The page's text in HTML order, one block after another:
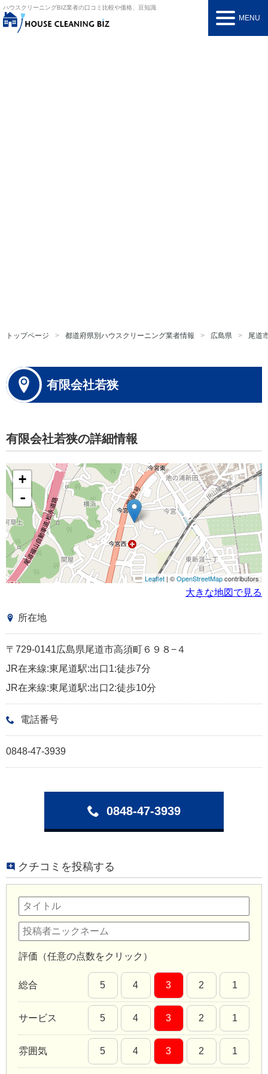
ハウスクリーニングBIZ業者の口コミ比較や価格、豆知識
MENU
トップページ 都道府県別ハウスクリーニング業者情報 広島県 尾道
有限会社若狭
有限会社若狭の詳細情報
+
-
Leaflet | ©OpenStreetMapcontributors
大きな地図で見る
所在地
〒729-0141広島県尾道市高須町６９８−４
JR在来線:東尾道駅:出口1:徒歩7分
JR在来線:東尾道駅:出口2:徒歩10分
電話番号
0848-47-3939
0848-47-3939
クチコミを投稿する
評価（任意の点数をクリック）
総合 5 4 3 2 1
サービス 5 4 3 2 1
雰囲気 5 4 3 2 1